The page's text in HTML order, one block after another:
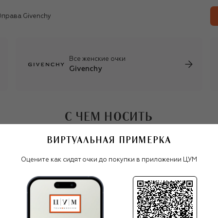
Givenchy
Все женские очки
Givenchy
С ЧЕМ НОСИТЬ
ВИРТУАЛЬНАЯ ПРИМЕРКА
Оцените как сидят очки до покупки в приложении ЦУМ